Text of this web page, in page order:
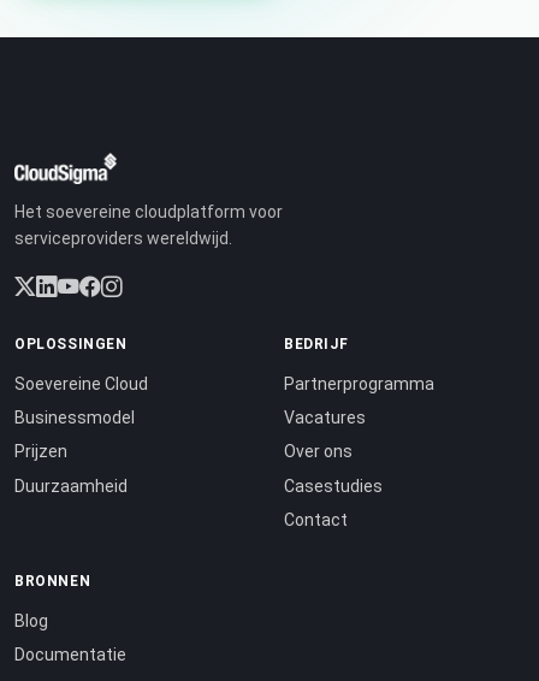
Het soevereine cloudplatform voor
serviceproviders wereldwijd.
OPLOSSINGEN
Soevereine Cloud
Businessmodel
Prijzen
Duurzaamheid
BEDRIJF
Partnerprogramma
Vacatures
Over ons
Casestudies
Contact
BRONNEN
Blog
Documentatie